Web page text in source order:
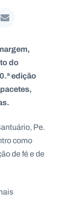
do
edição
Pe.
como
de fé e de